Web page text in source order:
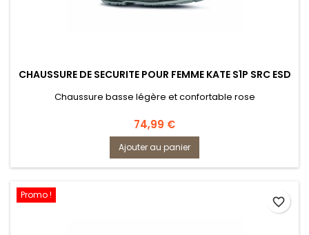
CHAUSSURE DE SECURITE POUR FEMME KATE S1P SRC ESD
Chaussure basse légère et confortable rose
Prix
74,99 €
Ajouter au panier
Promo !
favorite_border